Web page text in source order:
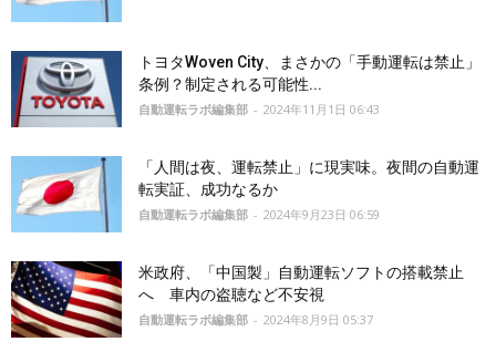
トヨタWoven City、まさかの「手動運転は禁止」
条例？制定される可能性...
自動運転ラボ編集部 - 2024年11月1日 06:43
「人間は夜、運転禁止」に現実味。夜間の自動運
転実証、成功なるか
自動運転ラボ編集部 - 2024年9月23日 06:59
米政府、「中国製」自動運転ソフトの搭載禁止
へ 車内の盗聴など不安視
自動運転ラボ編集部 - 2024年8月9日 05:37